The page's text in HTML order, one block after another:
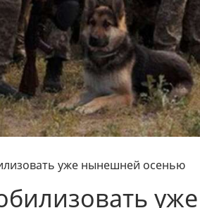
уже нынешней осенью
уже